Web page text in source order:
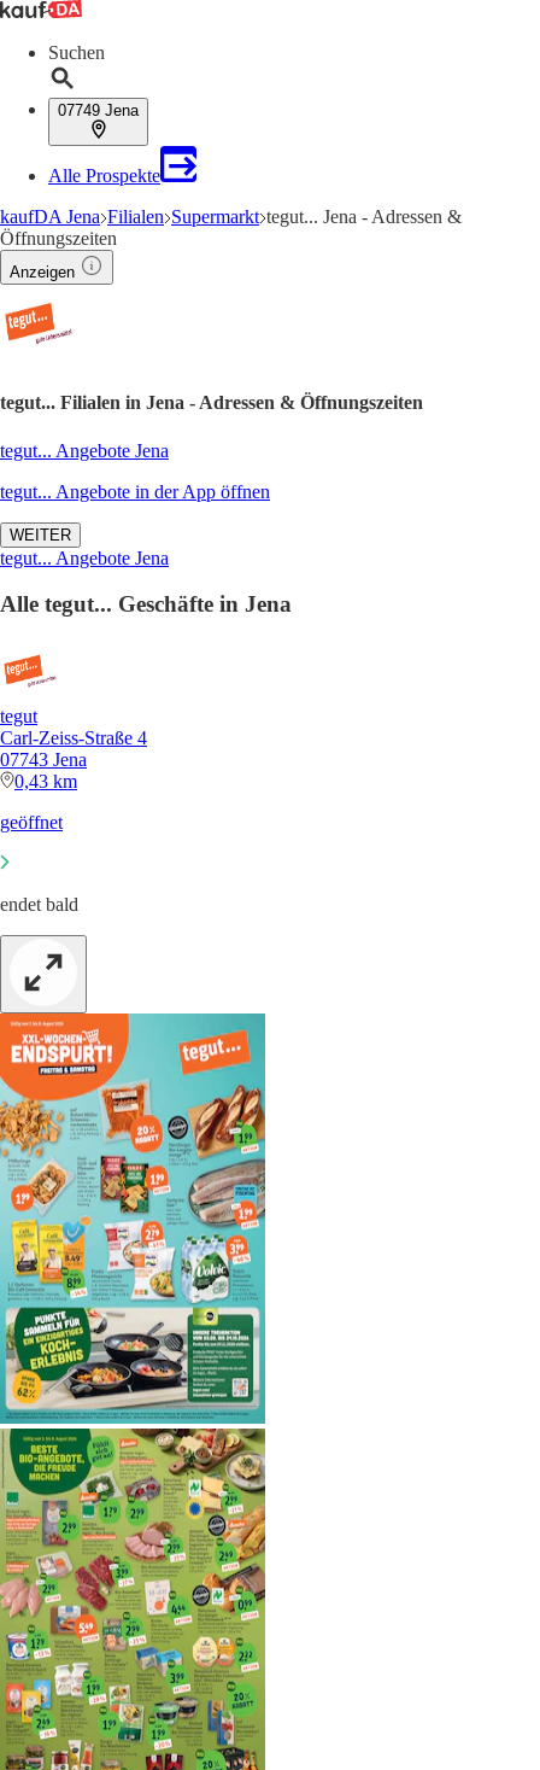
Suchen
07749 Jena
Alle Prospekte
kaufDA Jena Filialen Supermarkt tegut... Jena - Adressen &
Öffnungszeiten
Anzeigen
tegut... Filialen in Jena - Adressen & Öffnungszeiten
tegut... Angebote Jena
tegut... Angebote in der App öffnen
WEITER
tegut... Angebote Jena
Alle tegut... Geschäfte in Jena
tegut
Carl-Zeiss-Straße 4
07743 Jena
0,43 km
geöffnet
endet bald